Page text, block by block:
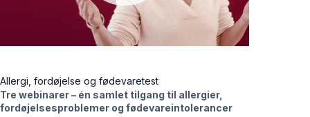
Allergi, fordøjelse og fødevaretest
Tre webinarer – én samlet tilgang til allergier,
fordøjelsesproblemer og fødevareintolerancer